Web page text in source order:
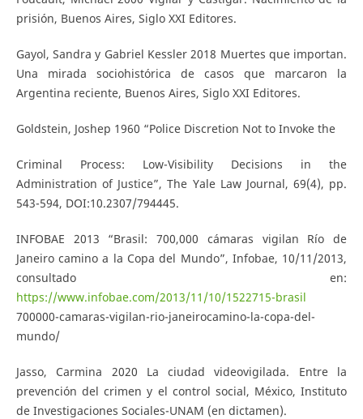
prisión, Buenos Aires, Siglo XXI Editores.
Gayol, Sandra y Gabriel Kessler 2018 Muertes que importan.
Una mirada sociohistórica de casos que marcaron la
Argentina reciente, Buenos Aires, Siglo XXI Editores.
Goldstein, Joshep 1960 “Police Discretion Not to Invoke the
Criminal Process: Low-Visibility Decisions in the
Administration of Justice”, The Yale Law Journal, 69(4), pp.
543-594, DOI:10.2307/794445.
INFOBAE 2013 “Brasil: 700,000 cámaras vigilan Río de
Janeiro camino a la Copa del Mundo”, Infobae, 10/11/2013,
consultado en:
https://www.infobae.com/2013/11/10/1522715-brasil
700000-camaras-vigilan-rio-janeirocamino-la-copa-del-
mundo/
Jasso, Carmina 2020 La ciudad videovigilada. Entre la
prevención del crimen y el control social, México, Instituto
de Investigaciones Sociales-UNAM (en dictamen).